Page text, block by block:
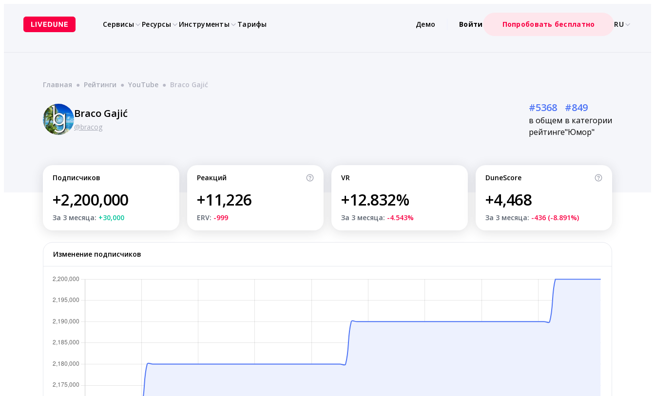
содержимому
Сервисы Ресурсы Инструменты Тарифы Демо Войти Попробовать бесплатно RU
Главная ● Рейтинги ● YouTube ● Braco Gajić
Braco Gajić
@bracog
#5368
в общем
рейтинге
#849
в категории
"Юмор"
Подписчиков
+2,200,000
За 3 месяца: +30,000
Реакций
+11,226
ERV: -999
VR
+12.832%
За 3 месяца: -4.543%
DuneScore
+4,468
За 3 месяца: -436 (-8.891%)
Изменение подписчиков